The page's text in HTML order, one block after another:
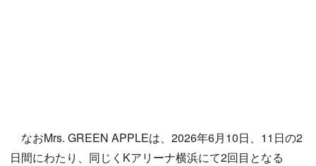
なおMrs. GREEN APPLEは、2026年6月10日、11日の2
日間にわたり、同じくKアリーナ横浜にて2回目となる